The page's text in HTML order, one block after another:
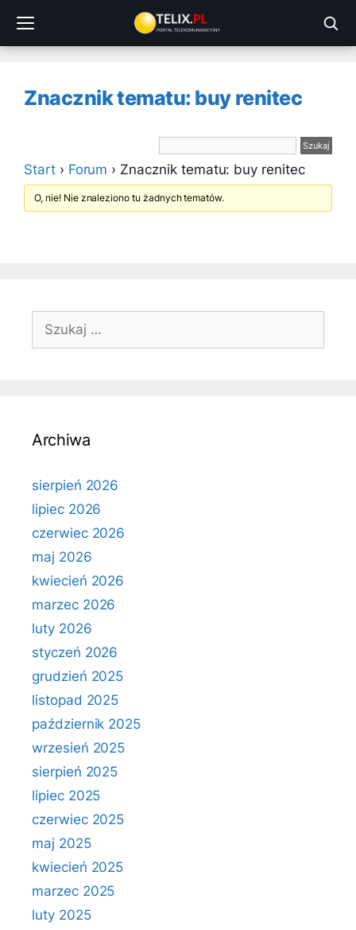
treści
Znacznik tematu: buy renitec
Start › Forum › Znacznik tematu: buy renitec
O, nie! Nie znaleziono tu żadnych tematów.
Szukaj:
Archiwa
sierpień 2026
lipiec 2026
czerwiec 2026
maj 2026
kwiecień 2026
marzec 2026
luty 2026
styczeń 2026
grudzień 2025
listopad 2025
październik 2025
wrzesień 2025
sierpień 2025
lipiec 2025
czerwiec 2025
maj 2025
kwiecień 2025
marzec 2025
luty 2025